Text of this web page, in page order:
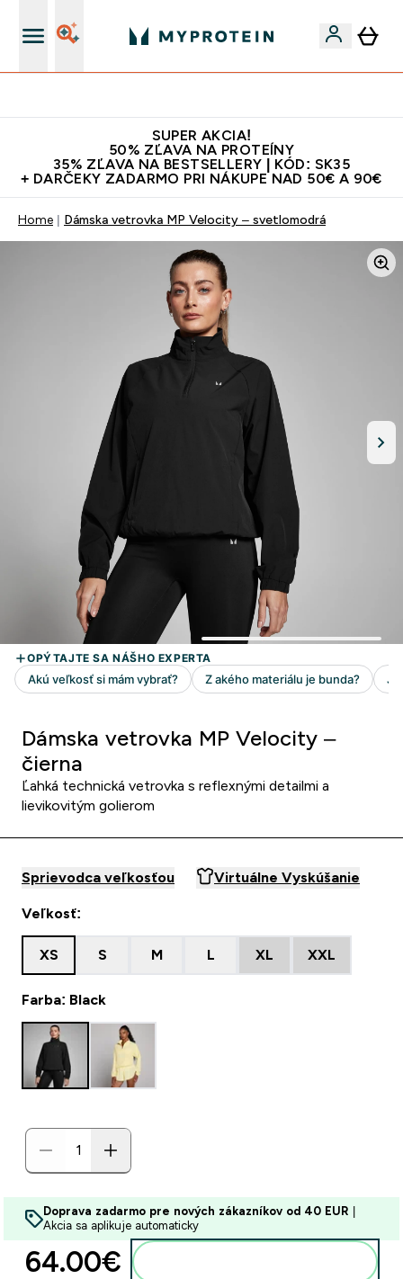
SUPER AKCIA!
50% ZĽAVA NA PROTEÍNY
35% ZĽAVA NA BESTSELLERY | KÓD: SK35
+ DARČEKY ZADARMO PRI NÁKUPE NAD 50€ A 90€
Home Dámska vetrovka MP Velocity – svetlomodrá
Dámska vetrovka MP Velocity –
čierna
Ľahká technická vetrovka s reflexnými detailmi a
lievikovitým golierom
Sprievodca veľkosťou Virtuálne Vyskúšanie
Veľkosť:
XS S M L XL XXL
Farba: Black
Doprava zadarmo pre nových zákazníkov od 40 EUR
Akcia sa aplikuje automaticky
64.00€‎